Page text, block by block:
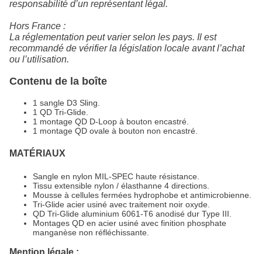
responsabilité d’un représentant légal.
Hors France :
La réglementation peut varier selon les pays. Il est
recommandé de vérifier la législation locale avant l’achat
ou l’utilisation.
Contenu de la boîte
1 sangle D3 Sling.
1 QD Tri-Glide.
1 montage QD D-Loop à bouton encastré.
1 montage QD ovale à bouton non encastré.
MATÉRIAUX
Sangle en nylon MIL-SPEC haute résistance.
Tissu extensible nylon / élasthanne 4 directions.
Mousse à cellules fermées hydrophobe et antimicrobienne.
Tri-Glide acier usiné avec traitement noir oxyde.
QD Tri-Glide aluminium 6061-T6 anodisé dur Type III.
Montages QD en acier usiné avec finition phosphate
manganèse non réfléchissante.
Mention légale :